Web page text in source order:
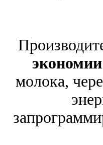
молока,